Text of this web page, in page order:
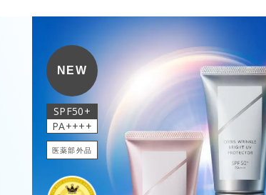
NEW
SPF50+
PA++++
医薬部外品